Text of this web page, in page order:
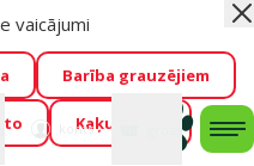
cenas mīluļu TOP
tieši Tavs mīlulis
→Piedalīties
Mans
konts
vaicājumi
Barība grauzējiem
Kaķu mājas